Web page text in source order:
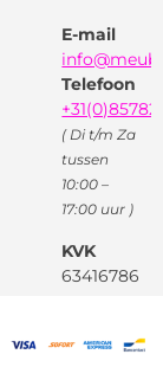
E-mail
Telefoon
( Di t/m Za
tussen
10:00 –
17:00 uur )
KVK
63416786